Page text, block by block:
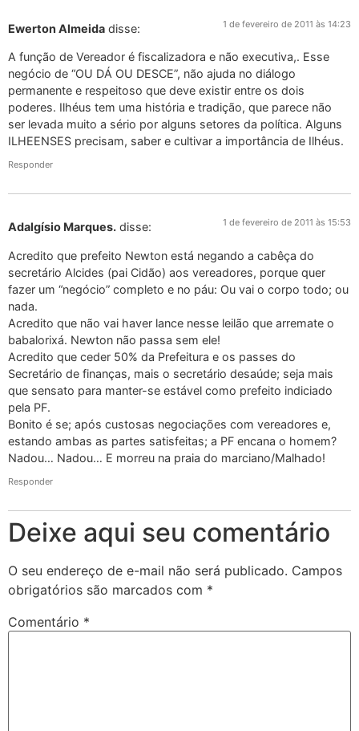
Ewerton Almeida disse: 1 de fevereiro de 2011 às 14:23
A função de Vereador é fiscalizadora e não executiva,. Esse
negócio de “OU DÁ OU DESCE”, não ajuda no diálogo
permanente e respeitoso que deve existir entre os dois
poderes. Ilhéus tem uma história e tradição, que parece não
ser levada muito a sério por alguns setores da política. Alguns
ILHEENSES precisam, saber e cultivar a importância de Ilhéus.
Responder
Adalgísio Marques. disse: 1 de fevereiro de 2011 às 15:53
Acredito que prefeito Newton está negando a cabêça do
secretário Alcides (pai Cidão) aos vereadores, porque quer
fazer um “negócio” completo e no páu: Ou vai o corpo todo; ou
nada.
Acredito que não vai haver lance nesse leilão que arremate o
babalorixá. Newton não passa sem ele!
Acredito que ceder 50% da Prefeitura e os passes do
Secretário de finanças, mais o secretário desaúde; seja mais
que sensato para manter-se estável como prefeito indiciado
pela PF.
Bonito é se; após custosas negociações com vereadores e,
estando ambas as partes satisfeitas; a PF encana o homem?
Nadou… Nadou… E morreu na praia do marciano/Malhado!
Responder
Deixe aqui seu comentário
O seu endereço de e-mail não será publicado. Campos
obrigatórios são marcados com *
Comentário *